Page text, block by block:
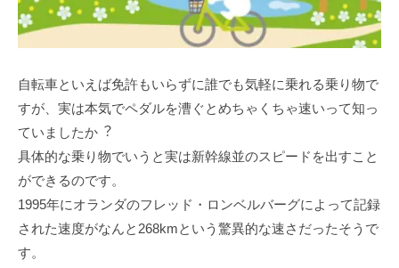
⾃転⾞といえば免許もいらずに誰でも気軽に乗れる乗り物で
すが、実は本気でペダルを漕ぐとめちゃくちゃ速いって知っ
ていましたか︖
具体的な乗り物でいうと実は新幹線並のスピードを出すこと
ができるのです。
1995年にオランダのフレッド・ロンベルバーグによって記録
された速度がなんと268kmという驚異的な速さだったそうで
す。